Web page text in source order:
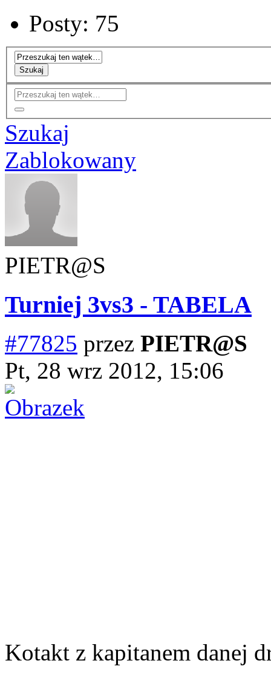
Posty: 75
Szukaj
Szukaj
Zablokowany
PIETR@S
Turniej 3vs3 - TABELA
#77825 przez PIETR@S
Pt, 28 wrz 2012, 15:06
Kotakt z kapitanem danej